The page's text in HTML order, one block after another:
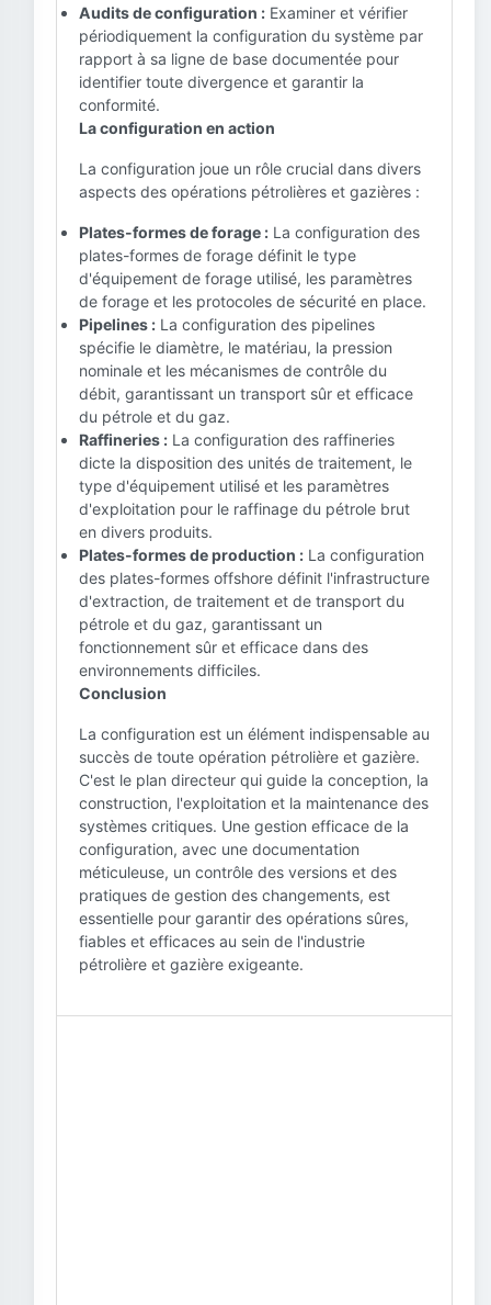
Audits de configuration : Examiner et vérifier
périodiquement la configuration du système par
rapport à sa ligne de base documentée pour
identifier toute divergence et garantir la
conformité.
La configuration en action
La configuration joue un rôle crucial dans divers
aspects des opérations pétrolières et gazières :
Plates-formes de forage : La configuration des
plates-formes de forage définit le type
d'équipement de forage utilisé, les paramètres
de forage et les protocoles de sécurité en place.
Pipelines : La configuration des pipelines
spécifie le diamètre, le matériau, la pression
nominale et les mécanismes de contrôle du
débit, garantissant un transport sûr et efficace
du pétrole et du gaz.
Raffineries : La configuration des raffineries
dicte la disposition des unités de traitement, le
type d'équipement utilisé et les paramètres
d'exploitation pour le raffinage du pétrole brut
en divers produits.
Plates-formes de production : La configuration
des plates-formes offshore définit l'infrastructure
d'extraction, de traitement et de transport du
pétrole et du gaz, garantissant un
fonctionnement sûr et efficace dans des
environnements difficiles.
Conclusion
La configuration est un élément indispensable au
succès de toute opération pétrolière et gazière.
C'est le plan directeur qui guide la conception, la
construction, l'exploitation et la maintenance des
systèmes critiques. Une gestion efficace de la
configuration, avec une documentation
méticuleuse, un contrôle des versions et des
pratiques de gestion des changements, est
essentielle pour garantir des opérations sûres,
fiables et efficaces au sein de l'industrie
pétrolière et gazière exigeante.